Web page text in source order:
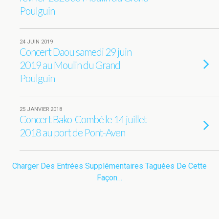
Poulguin
24 JUIN 2019
Concert Daou samedi 29 juin
2019 au Moulin du Grand
Poulguin
25 JANVIER 2018
Concert Bako-Combé le 14 juillet
2018 au port de Pont-Aven
Charger Des Entrées Supplémentaires Taguées De Cette
Façon…